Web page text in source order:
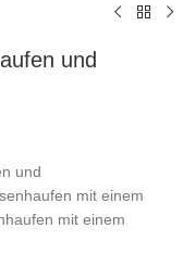
und
und
mit einem
mit einem